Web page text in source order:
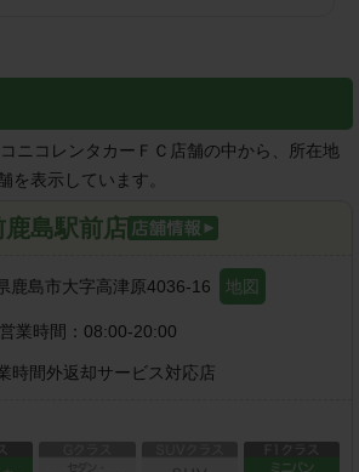
ニコレンタカーＦＣ店舗の中から、所在地
を表示しています。
鹿島駅前店
鹿島市大字高津原4036-16 地図
営業時間： 08:00-20:00
時間外返却サービス対応店